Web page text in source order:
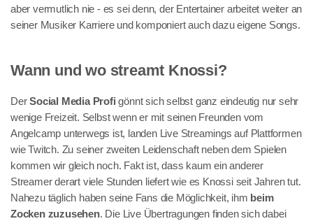
aber vermutlich nie - es sei denn, der Entertainer arbeitet weiter an
seiner Musiker Karriere und komponiert auch dazu eigene Songs.
Wann und wo streamt Knossi?
DerSocial Media Profi gönnt sich selbst ganz eindeutig nur sehr
wenige Freizeit. Selbst wenn er mit seinen Freunden vom
Angelcamp unterwegs ist, landen Live Streamings auf Plattformen
wie Twitch. Zu seiner zweiten Leidenschaft neben dem Spielen
kommen wir gleich noch. Fakt ist, dass kaum ein anderer
Streamer derart viele Stunden liefert wie es Knossi seit Jahren tut.
Nahezu täglich haben seine Fans die Möglichkeit, ihm beim
Zocken zuzusehen. Die Live Übertragungen finden sich dabei